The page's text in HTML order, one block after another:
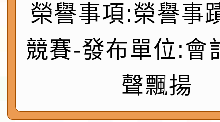
鎮韌性（防空）演習－
速演練執行計畫」
「115年金融知識線上
法」
本校115學年度第1學
第3次招考代課鐘點教
告(不再辦理後續甄選)
檢送「桃園市115學年
賽實施要點」1份
榮譽事項:榮譽事
競賽-發布單位:會
聲飄揚